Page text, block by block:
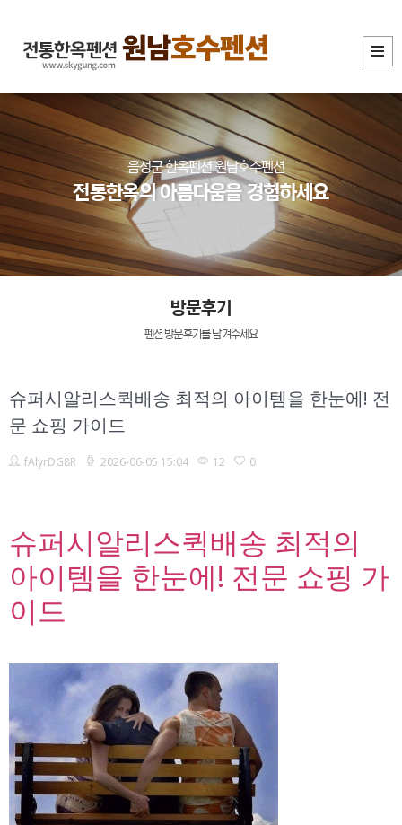
음성군 한옥펜션 원남호수펜션
전통한옥의 아름다움을 경험하세요
방문후기
펜션 방문후기를 남겨주세요
슈퍼시알리스퀵배송 최적의 아이템을 한눈에! 전
문 쇼핑 가이드
fAlyrDG8R 2026-06-05 15:04 12 0
슈퍼시알리스퀵배송 최적의
아이템을 한눈에! 전문 쇼핑 가
이드